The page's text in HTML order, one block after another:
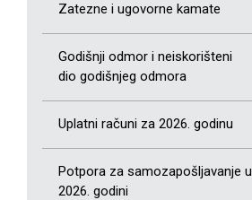
Zatezne i ugovorne kamate
Godišnji odmor i neiskorišteni
dio godišnjeg odmora
Uplatni računi za 2026. godinu
Potpora za samozapošljavanje u
2026. godini